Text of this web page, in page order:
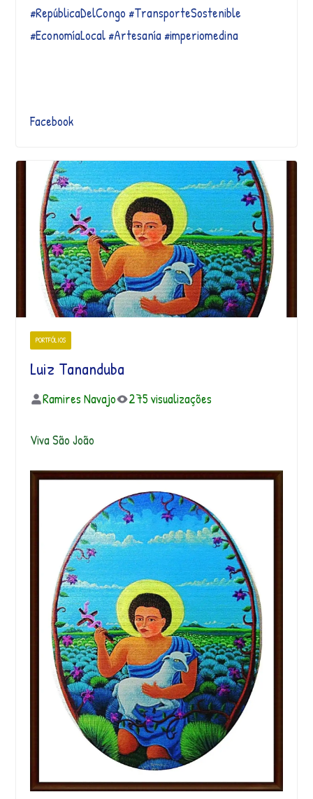
#RepúblicaDelCongo #TransporteSostenible
#EconomíaLocal #Artesanía #imperiomedina
Facebook
PORTFÓLIOS
Luiz Tananduba
Ramires Navajo 275 visualizações
Viva São João